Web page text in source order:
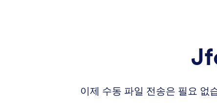
이제 수동 파일 전송은 필요 없